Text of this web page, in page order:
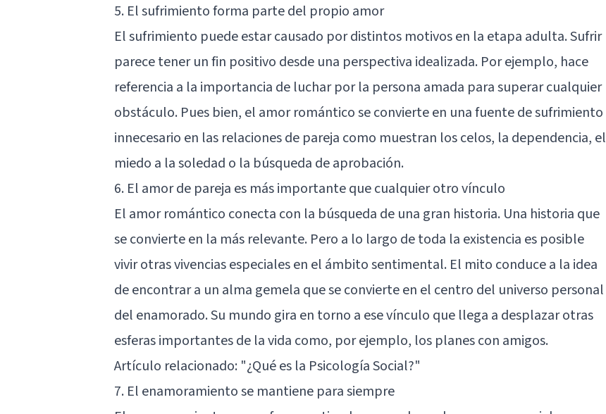
5. El sufrimiento forma parte del propio amor
El sufrimiento puede estar causado por distintos motivos en la etapa adulta. Sufrir
parece tener un fin positivo desde una perspectiva idealizada. Por ejemplo, hace
referencia a la importancia de luchar por la persona amada para superar cualquier
obstáculo. Pues bien, el amor romántico se convierte en una fuente de sufrimiento
innecesario en las relaciones de pareja como muestran los celos, la dependencia, el
miedo a la soledad o la búsqueda de aprobación.
6. El amor de pareja es más importante que cualquier otro vínculo
El amor romántico conecta con la búsqueda de una gran historia. Una historia que
se convierte en la más relevante. Pero a lo largo de toda la existencia es posible
vivir otras vivencias especiales en el ámbito sentimental. El mito conduce a la idea
de encontrar a un alma gemela que se convierte en el centro del universo personal
del enamorado. Su mundo gira en torno a ese vínculo que llega a desplazar otras
esferas importantes de la vida como, por ejemplo, los planes con amigos.
Artículo relacionado: "¿Qué es la Psicología Social?"
7. El enamoramiento se mantiene para siempre